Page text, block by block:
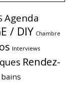
Agenda
/ DIY Chambre
Interviews
Rendez-